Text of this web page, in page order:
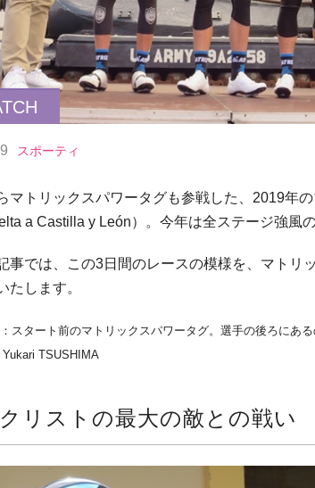
スポーティ
マトリックスパワータグも参戦した、2019年
a Castilla y León）。今年は全ステージ強風
事では、この3日間のレースの模様を、マトリ
たします。
スタート前のマトリックスパワータグ。選手の後ろにあ
Yukari TSUSHIMA
リストの最大の敵との戦い